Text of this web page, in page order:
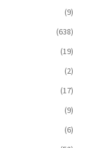
(9)
(638)
(19)
(2)
(17)
(9)
(6)